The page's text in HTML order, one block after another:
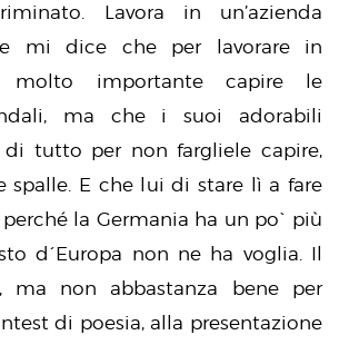
Lavora in un’azienda
e mi dice che per lavorare in
molto importante capire le
ma che i suoi adorabili
tutto per non fargliele capire,
spalle. E che lui di stare lì a fare
perché la Germania ha un po` più
d´Europa non ne ha voglia. Il
ma non abbastanza bene per
di poesia, alla presentazione